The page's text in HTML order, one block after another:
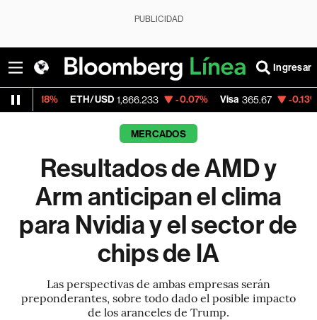
PUBLICIDAD
Ingresar
USD 1,866.233 -0.07% Visa 365.67 -0.13%
MERCADOS
Resultados de AMD y
Arm anticipan el clima
para Nvidia y el sector de
chips de IA
Las perspectivas de ambas empresas serán
preponderantes, sobre todo dado el posible impacto
de los aranceles de Trump.